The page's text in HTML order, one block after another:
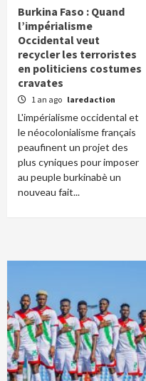
Burkina Faso : Quand
l’impérialisme
Occidental veut
recycler les terroristes
en politiciens costumes
cravates
1 an ago laredaction
L'impérialisme occidental et
le néocolonialisme français
peaufinent un projet des
plus cyniques pour imposer
au peuple burkinabè un
nouveau fait...